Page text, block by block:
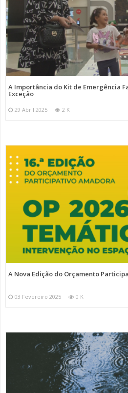
A Importância do Kit de Emergência
Exceção
29 Abril 2025 2 K
A Nova Edição do Orçamento
03 Fevereiro 2025 0 K